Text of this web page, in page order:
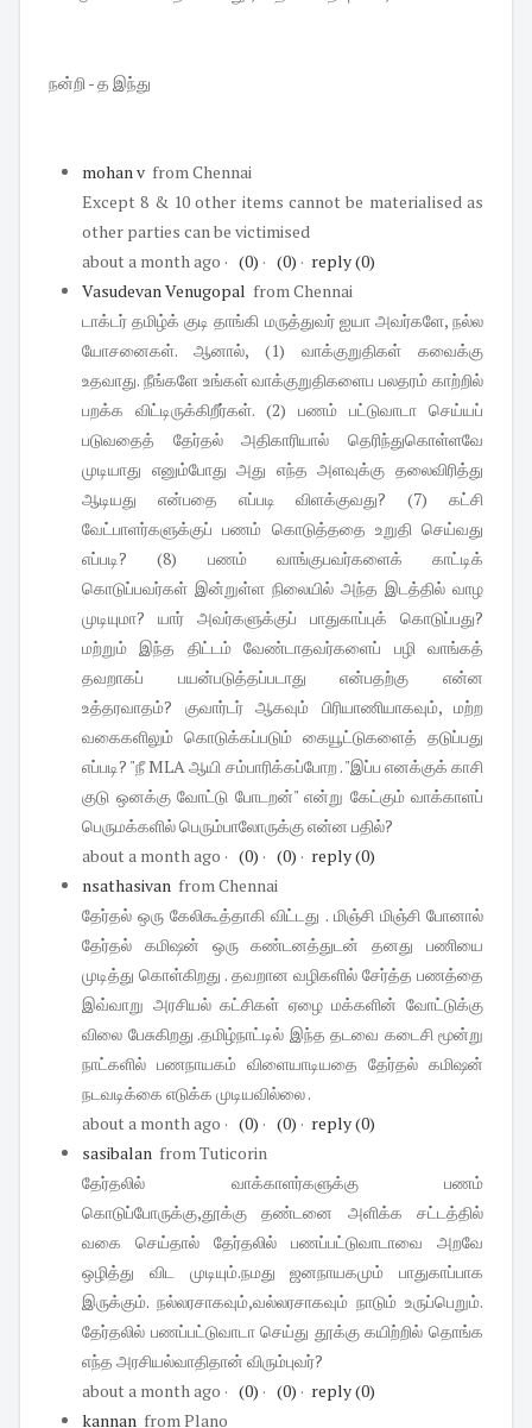
நன்றி - த இந்து
mohan v from Chennai
Except 8 & 10 other items cannot be materialised as
other parties can be victimised
about a month ago · (0) · (0) · reply(0)
Vasudevan Venugopal from Chennai
டாக்டர் தமிழ்க் குடி தாங்கி மருத்துவர் ஐயா அவர்களே, நல்ல
யோசனைகள். ஆனால், (1) வாக்குறுதிகள் கவைக்கு
உதவாது. நீங்களே உங்கள் வாக்குறுதிகளைப பலதரம் காற்றில்
பறக்க விட்டிருக்கிறீர்கள். (2) பணம் பட்டுவாடா செய்யப்
படுவதைத் தேர்தல் அதிகாரியால் தெரிந்துகொள்ளவே
முடியாது எனும்போது அது எந்த அளவுக்கு தலைவிரித்து
ஆடியது என்பதை எப்படி விளக்குவது? (7) கட்சி
வேட்பாளர்களுக்குப் பணம் கொடுத்ததை உறுதி செய்வது
எப்படி? (8) பணம் வாங்குபவர்களைக் காட்டிக்
கொடுப்பவர்கள் இன்றுள்ள நிலையில் அந்த இடத்தில் வாழ
முடியுமா? யார் அவர்களுக்குப் பாதுகாப்புக் கொடுப்பது?
மற்றும் இந்த திட்டம் வேண்டாதவர்களைப் பழி வாங்கத்
தவறாகப் பயன்படுத்தப்படாது என்பதற்கு என்ன
உத்தரவாதம்? குவார்டர் ஆகவும் பிரியாணியாகவும், மற்ற
வகைகளிலும் கொடுக்கப்படும் கையூட்டுகளைத் தடுப்பது
எப்படி? "நீ MLA ஆயி சம்பாரிக்கப்போற . "இப்ப எனக்குக் காசி
குடு ஒனக்கு வோட்டு போடறன்" என்று கேட்கும் வாக்காளப்
பெருமக்களில் பெரும்பாலோருக்கு என்ன பதில்?
about a month ago · (0) · (0) · reply(0)
nsathasivan from Chennai
தேர்தல் ஒரு கேலிகூத்தாகி விட்டது . மிஞ்சி மிஞ்சி போனால்
தேர்தல் கமிஷன் ஒரு கண்டனத்துடன் தனது பணியை
முடித்து கொள்கிறது . தவறான வழிகளில் சேர்த்த பணத்தை
இவ்வாறு அரசியல் கட்சிகள் ஏழை மக்களின் வோட்டுக்கு
விலை பேசுகிறது .தமிழ்நாட்டில் இந்த தடவை கடைசி மூன்று
நாட்களில் பணநாயகம் விளையாடியதை தேர்தல் கமிஷன்
நடவடிக்கை எடுக்க முடியவில்லை .
about a month ago · (0) · (0) · reply(0)
sasibalan from Tuticorin
தேர்தலில் வாக்காளர்களுக்கு பணம்
கொடுப்போருக்கு,தூக்கு தண்டனை அளிக்க சட்டத்தில்
வகை செய்தால் தேர்தலில் பணப்பட்டுவாடாவை அறவே
ஒழித்து விட முடியும்.நமது ஜனநாயகமும் பாதுகாப்பாக
இருக்கும். நல்லரசாகவும்,வல்லரசாகவும் நாடும் உருப்பெறும்.
தேர்தலில் பணப்பட்டுவாடா செய்து தூக்கு கயிற்றில் தொங்க
எந்த அரசியல்வாதிதான் விரும்புவர்?
about a month ago · (0) · (0) · reply(0)
kannan from Plano